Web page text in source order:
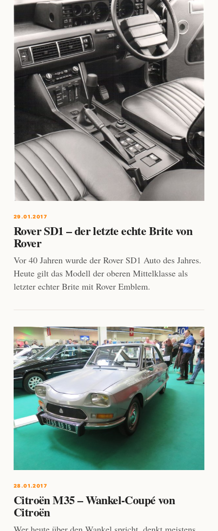
29.01.2017
Rover SD1 – der letzte echte Brite von
Rover
Vor 40 Jahren wurde der Rover SD1 Auto des Jahres.
Heute gilt das Modell der oberen Mittelklasse als
letzter echter Brite mit Rover Emblem.
28.01.2017
Citroën M35 – Wankel-Coupé von
Citroën